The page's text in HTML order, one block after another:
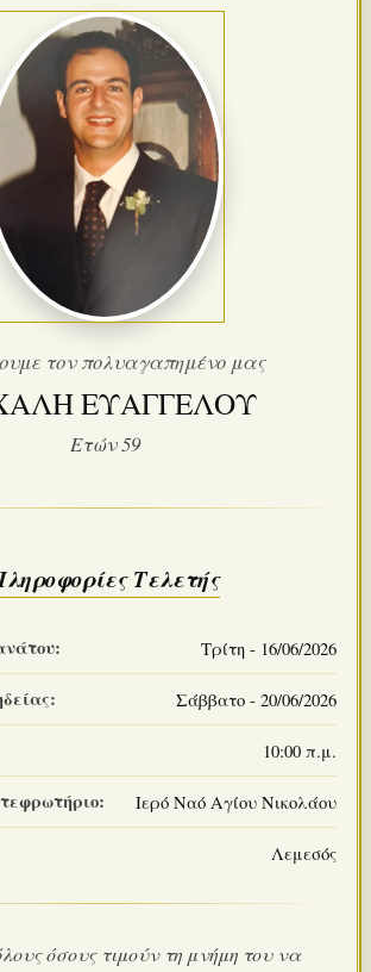
τον πολυαγαπημένο μας
ΕΥΑΓΓΕΛΟΥ
Ετών 59
Τελετής
Τρίτη - 16/06/2026
Σάββατο - 20/06/2026
10:00 π.μ.
Ιερό Ναό Αγίου Νικολάου
Λεμεσός
όσους τιμούν τη μνήμη του να